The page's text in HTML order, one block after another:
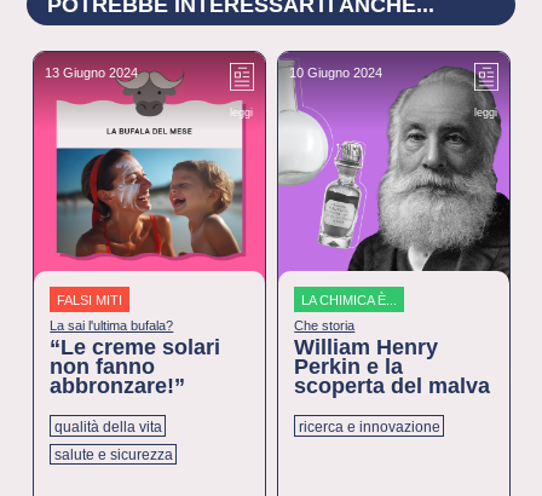
POTREBBE INTERESSARTI ANCHE...
13 Giugno 2024
leggi
FALSI MITI
La sai l'ultima bufala?
“Le creme solari
non fanno
abbronzare!”
qualità della vita
salute e sicurezza
10 Giugno 2024
leggi
LA CHIMICA È...
Che storia
William Henry
Perkin e la
scoperta del malva
ricerca e innovazione